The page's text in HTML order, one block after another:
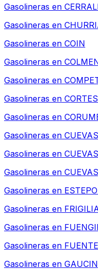
Gasolineras en
Gasolineras en
Gasolineras en COIN
Gasolineras en
Gasolineras en
Gasolineras en
Gasolineras en
Gasolineras en
Gasolineras en
Gasolineras en
Gasolineras en
Gasolineras en
Gasolineras en
Gasolineras en
Gasolineras en GAUCIN